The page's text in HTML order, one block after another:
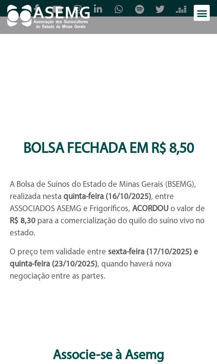
BOLSA FECHADA EM R$ 8,50
A Bolsa de Suínos do Estado de Minas Gerais (BSEMG),
realizada nesta quinta-feira (16/10/2025), entre
ASSOCIADOS ASEMG e Frigoríficos, ACORDOU o valor de
R$ 8,30 para a comercialização do quilo do suíno vivo no
estado.
O preço tem validade entre sexta-feira (17/10/2025) e
quinta-feira (23/10/2025), quando haverá nova
negociação entre as partes.
Associe-se à Asemg